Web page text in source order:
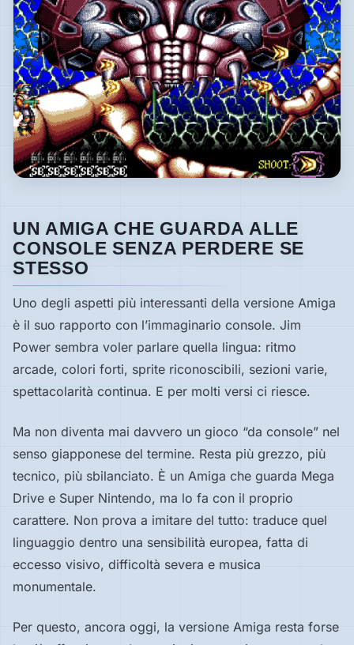
UN AMIGA CHE GUARDA ALLE
CONSOLE SENZA PERDERE SE
STESSO
Uno degli aspetti più interessanti della versione Amiga
è il suo rapporto con l’immaginario console. Jim
Power sembra voler parlare quella lingua: ritmo
arcade, colori forti, sprite riconoscibili, sezioni varie,
spettacolarità continua. E per molti versi ci riesce.
Ma non diventa mai davvero un gioco “da console” nel
senso giapponese del termine. Resta più grezzo, più
tecnico, più sbilanciato. È un Amiga che guarda Mega
Drive e Super Nintendo, ma lo fa con il proprio
carattere. Non prova a imitare del tutto: traduce quel
linguaggio dentro una sensibilità europea, fatta di
eccesso visivo, difficoltà severa e musica
monumentale.
Per questo, ancora oggi, la versione Amiga resta forse